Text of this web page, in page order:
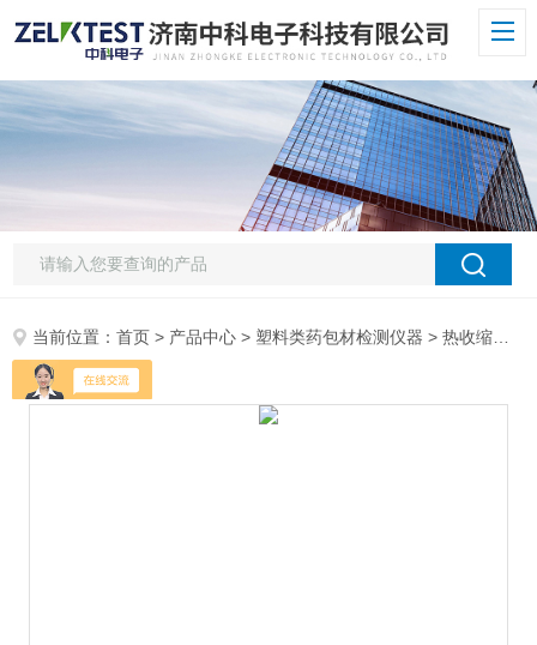
当前位置：首页 > 产品中心 > 塑料类药包材检测仪器 >热收缩仪